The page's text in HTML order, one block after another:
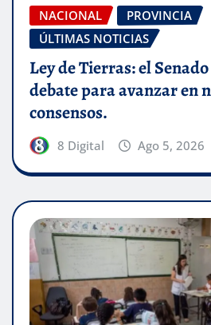
NACIONAL
PROVINCIA
ÚLTIMAS NOTICIAS
Ley de Tierras: el
debate para avanzar en
consensos.
8 Digital Ago 5, 2026